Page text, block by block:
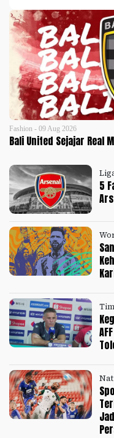
Fashion - 09 Aug 2026
Bali United Sejajar Real
5